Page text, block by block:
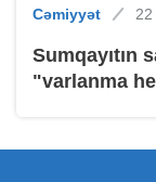
Cəmiyyət 22
Sumqayıtın
"varlanma